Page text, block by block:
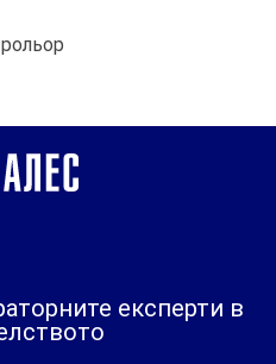
експерти в